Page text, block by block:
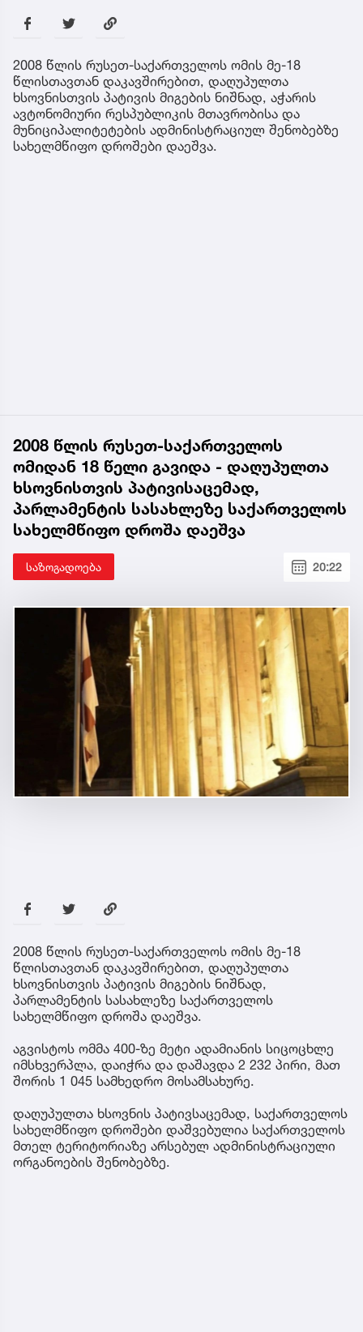
2008 წლის რუსეთ-საქართველოს ომის მე-18
წლისთავთან დაკავშირებით, დაღუპულთა
ხსოვნისთვის პატივის მიგების ნიშნად, აჭარის
ავტონომიური რესპუბლიკის მთავრობისა და
მუნიციპალიტეტების ადმინისტრაციულ შენობებზე
სახელმწიფო დროშები დაეშვა.
2008 წლის რუსეთ-საქართველოს
ომიდან 18 წელი გავიდა - დაღუპულთა
ხსოვნისთვის პატივისაცემად,
პარლამენტის სასახლეზე საქართველოს
სახელმწიფო დროშა დაეშვა
საზოგადოება 20:22
2008 წლის რუსეთ-საქართველოს ომის მე-18
წლისთავთან დაკავშირებით, დაღუპულთა
ხსოვნისთვის პატივის მიგების ნიშნად,
პარლამენტის სასახლეზე საქართველოს
სახელმწიფო დროშა დაეშვა.
აგვისტოს ომმა 400-ზე მეტი ადამიანის სიცოცხლე
იმსხვერპლა, დაიჭრა და დაშავდა 2 232 პირი, მათ
შორის 1 045 სამხედრო მოსამსახურე.
დაღუპულთა ხსოვნის პატივსაცემად, საქართველოს
სახელმწიფო დროშები დაშვებულია საქართველოს
მთელ ტერიტორიაზე არსებულ ადმინისტრაციული
ორგანოების შენობებზე.